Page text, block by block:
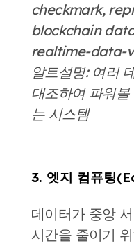
checkmark,
blockchain
realtime-data-
알트설명: 여러
대조하여 파워
는 시스템
3. 엣지 컴퓨팅
데이터가 중앙
시간을 줄이기